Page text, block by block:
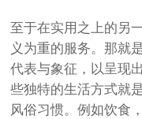
至于在实用之上的另
义为重的服务。那就
代表与象征，以呈现
些独特的生活方式就
风俗习惯。例如饮食